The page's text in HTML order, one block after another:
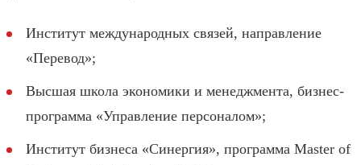
Институт международных связей, направление
«Перевод»;
Высшая школа экономики и менеджмента, бизнес-
программа «Управление персоналом»;
Институт бизнеса «Синергия», программа Master of